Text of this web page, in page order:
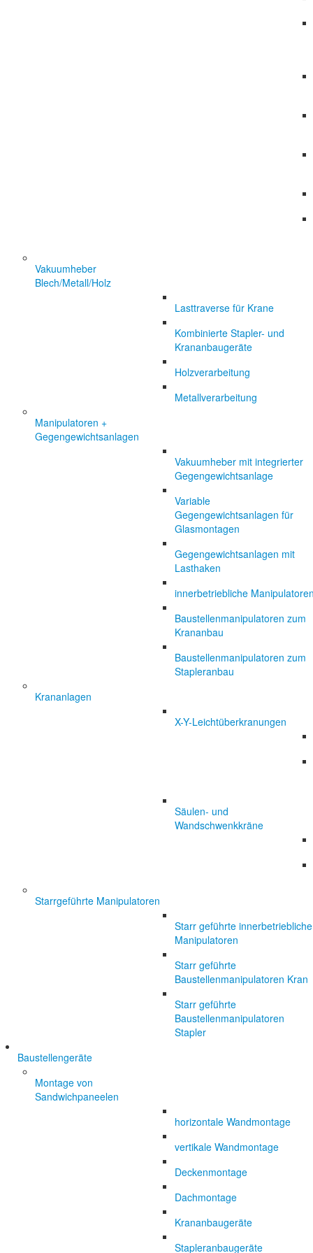
Vakuumheber
Blech/Metall/Holz
Lasttraverse für Krane
Kombinierte Stapler- und
Krananbaugeräte
Holzverarbeitung
Metallverarbeitung
Manipulatoren +
Gegengewichtsanlagen
Vakuumheber mit integrierter
Gegengewichtsanlage
Variable
Gegengewichtsanlagen für
Glasmontagen
Gegengewichtsanlagen mit
Lasthaken
innerbetriebliche Manipulatoren
Baustellenmanipulatoren zum
Krananbau
Baustellenmanipulatoren zum
Stapleranbau
Krananlagen
X-Y-Leichtüberkranungen
Säulen- und
Wandschwenkkräne
Starrgeführte Manipulatoren
Starr geführte innerbetriebliche
Manipulatoren
Starr geführte
Baustellenmanipulatoren Kran
Starr geführte
Baustellenmanipulatoren
Stapler
Baustellengeräte
Montage von
Sandwichpaneelen
horizontale Wandmontage
vertikale Wandmontage
Deckenmontage
Dachmontage
Krananbaugeräte
Stapleranbaugeräte